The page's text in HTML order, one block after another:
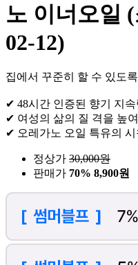
노 이너오일
02-12)
집에서 꾸준히 할 수 있도
✔ 48시간 인증된 향기 지속
✔ 여성의 삶의 질 격을 높
✔ 오레가노 오일 특유의 시
정상가 30,000원
판매가 70% 8,900원